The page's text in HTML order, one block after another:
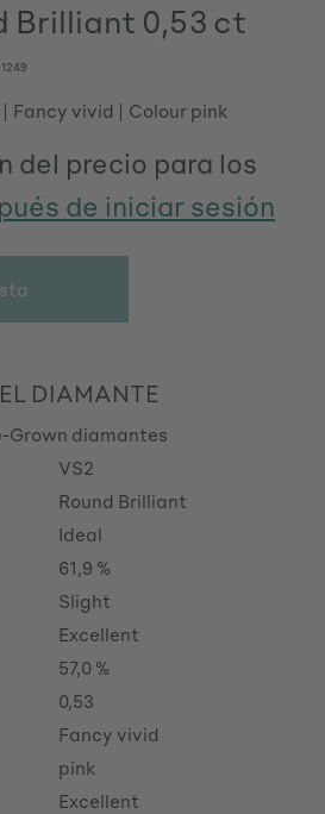
Brilliant 0,53 ct
Fancy vivid Colour pink
del precio para los
de iniciar sesión
DIAMANTE
Grown diamantes
VS2
Round Brilliant
Ideal
61,9 %
Slight
Excellent
57,0 %
0,53
Fancy vivid
pink
Excellent